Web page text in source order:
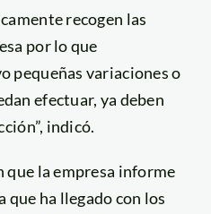
recogen las
por lo que
pequeñas variaciones o
efectuar, ya deben
indicó.
la empresa informe
que ha llegado con los